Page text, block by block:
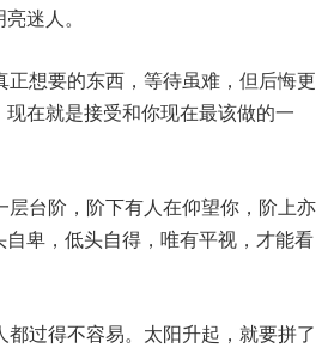
迷人。
想要的东西，等待虽难，但后悔更
在就是接受和你现在最该做的一
层台阶，阶下有人在仰望你，阶上亦
卑，低头自得，唯有平视，才能看
过得不容易。太阳升起，就要拼了